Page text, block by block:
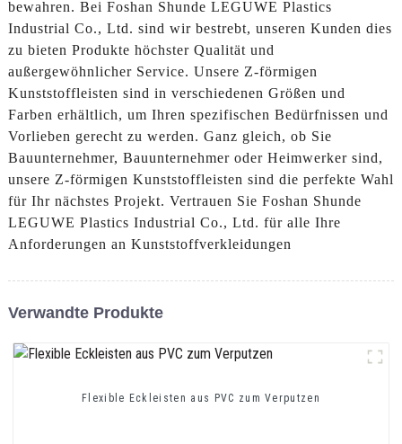
bewahren. Bei Foshan Shunde LEGUWE Plastics
Industrial Co., Ltd. sind wir bestrebt, unseren Kunden dies
zu bieten Produkte höchster Qualität und
außergewöhnlicher Service. Unsere Z-förmigen
Kunststoffleisten sind in verschiedenen Größen und
Farben erhältlich, um Ihren spezifischen Bedürfnissen und
Vorlieben gerecht zu werden. Ganz gleich, ob Sie
Bauunternehmer, Bauunternehmer oder Heimwerker sind,
unsere Z-förmigen Kunststoffleisten sind die perfekte Wahl
für Ihr nächstes Projekt. Vertrauen Sie Foshan Shunde
LEGUWE Plastics Industrial Co., Ltd. für alle Ihre
Anforderungen an Kunststoffverkleidungen
Verwandte Produkte
Flexible Eckleisten aus PVC zum Verputzen